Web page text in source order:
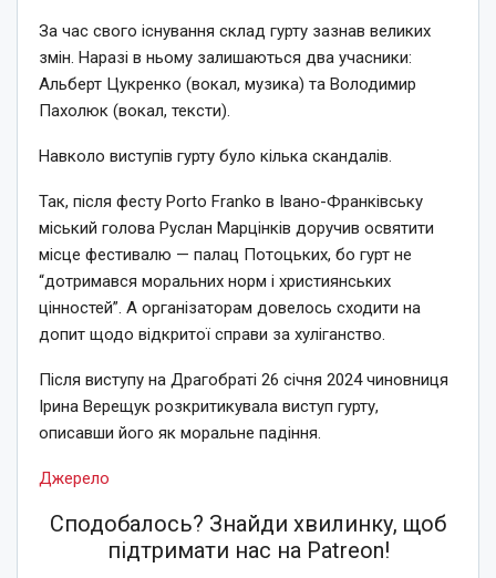
За час свого існування склад гурту зазнав великих
змін. Наразі в ньому залишаються два учасники:
Альберт Цукренко (вокал, музика) та Володимир
Пахолюк (вокал, тексти).
Навколо виступів гурту було кілька скандалів.
Так, після фесту Porto Franko в Івано-Франківську
міський голова Руслан Марцінків доручив освятити
місце фестивалю — палац Потоцьких, бо гурт не
“дотримався моральних норм і християнських
цінностей”. А організаторам довелось сходити на
допит щодо відкритої справи за хуліганство.
Після виступу на Драгобраті 26 січня 2024 чиновниця
Ірина Верещук розкритикувала виступ гурту,
описавши його як моральне падіння.
Джерело
Сподобалось? Знайди хвилинку, щоб
підтримати нас на Patreon!